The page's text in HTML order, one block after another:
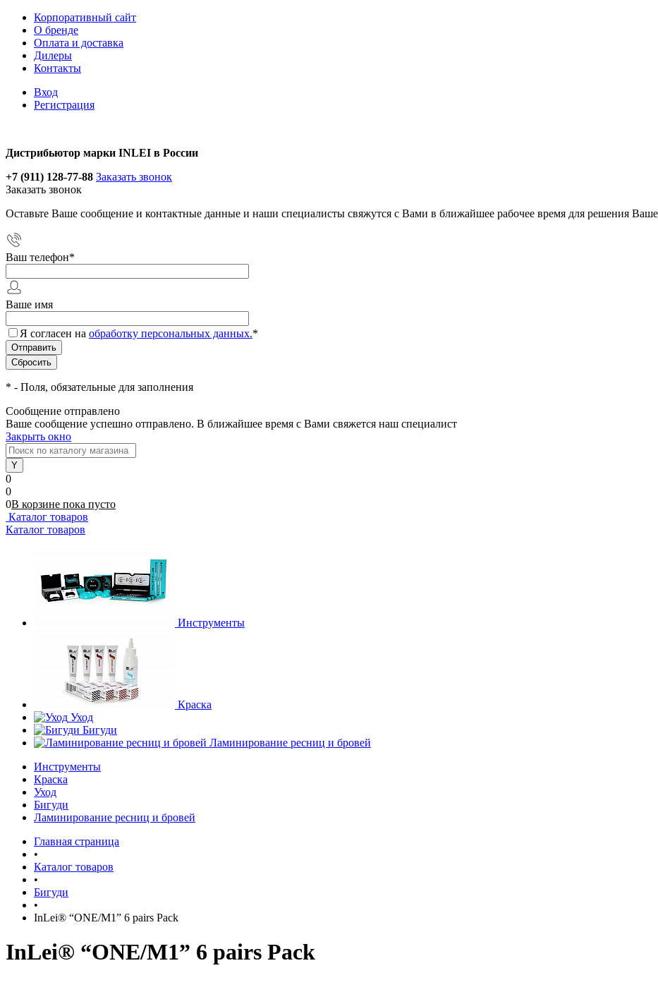
Корпоративный сайт
О бренде
Оплата и доставка
Дилеры
Контакты
Вход
Регистрация
Дистрибьютор марки INLEI в России
+7 (911) 128-77-88 Заказать звонок
Заказать звонок
Оставьте Ваше сообщение и контактные данные и наши специалисты свяжутся с Вами в ближайшее рабочее время для решения
Ваш телефон*
Ваше имя
Я согласен на обработку персональных данных.*
* - Поля, обязательные для заполнения
Сообщение отправлено
Ваше сообщение успешно отправлено. В ближайшее время с Вами свяжется наш специалист
Закрыть окно
0
0
0В корзине пока пусто
Каталог товаров
Каталог товаров
Инструменты
Краска
Уход
Бигуди
Ламинирование ресниц и бровей
Инструменты
Краска
Уход
Бигуди
Ламинирование ресниц и бровей
Главная страница
•
Каталог товаров
•
Бигуди
•
InLei® “ONE/M1” 6 pairs Pack
InLei® “ONE/M1” 6 pairs Pack